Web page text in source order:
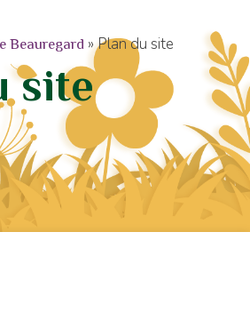
Beauregard »Plan du site
site